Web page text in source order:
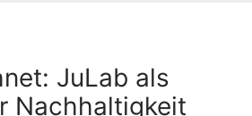
JuLab als
Nachhaltigkeit